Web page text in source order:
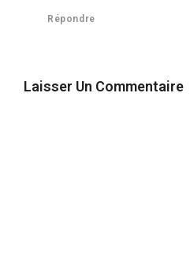
Répondre
Laisser Un Commentaire